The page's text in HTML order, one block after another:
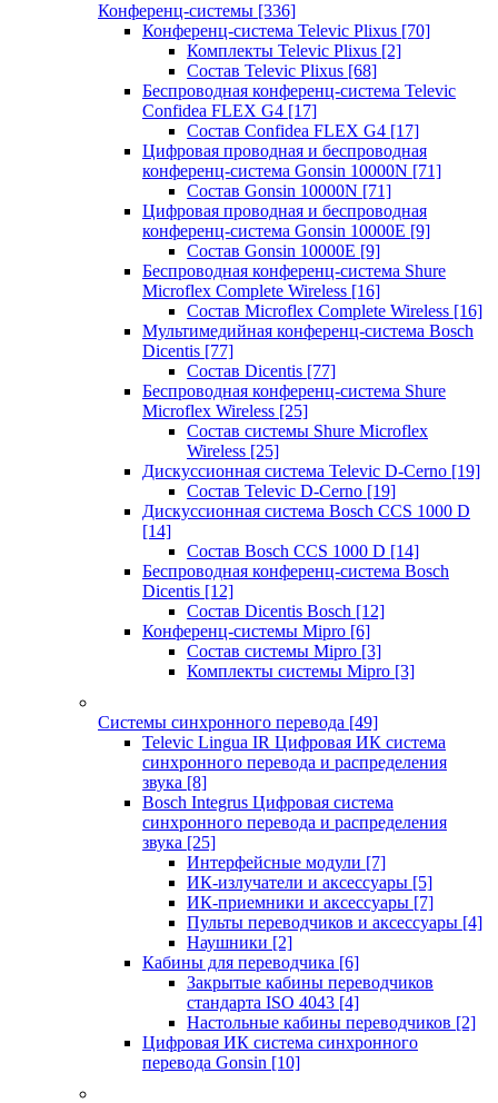
Конференц-системы [336]
Конференц-система Televic Plixus [70]
Комплекты Televic Plixus [2]
Состав Televic Plixus [68]
Беспроводная конференц-система Televic
Confidea FLEX G4 [17]
Состав Confidea FLEX G4 [17]
Цифровая проводная и беспроводная
конференц-система Gonsin 10000N [71]
Состав Gonsin 10000N [71]
Цифровая проводная и беспроводная
конференц-система Gonsin 10000E [9]
Состав Gonsin 10000E [9]
Беспроводная конференц-система Shure
Microflex Complete Wireless [16]
Состав Microflex Complete Wireless [16]
Мультимедийная конференц-система Bosch
Dicentis [77]
Состав Dicentis [77]
Беспроводная конференц-система Shure
Microflex Wireless [25]
Состав системы Shure Microflex
Wireless [25]
Дискуссионная система Televic D-Cerno [19]
Состав Televic D-Cerno [19]
Дискуссионная система Bosch CCS 1000 D
[14]
Состав Bosch CCS 1000 D [14]
Беспроводная конференц-система Bosch
Dicentis [12]
Состав Dicentis Bosch [12]
Конференц-системы Mipro [6]
Состав системы Mipro [3]
Комплекты системы Mipro [3]
Системы синхронного перевода [49]
Televic Lingua IR Цифровая ИК система
синхронного перевода и распределения
звука [8]
Bosch Integrus Цифровая система
синхронного перевода и распределения
звука [25]
Интерфейсные модули [7]
ИК-излучатели и аксессуары [5]
ИК-приемники и аксессуары [7]
Пульты переводчиков и аксессуары [4]
Наушники [2]
Кабины для переводчика [6]
Закрытые кабины переводчиков
стандарта ISO 4043 [4]
Настольные кабины переводчиков [2]
Цифровая ИК система синхронного
перевода Gonsin [10]